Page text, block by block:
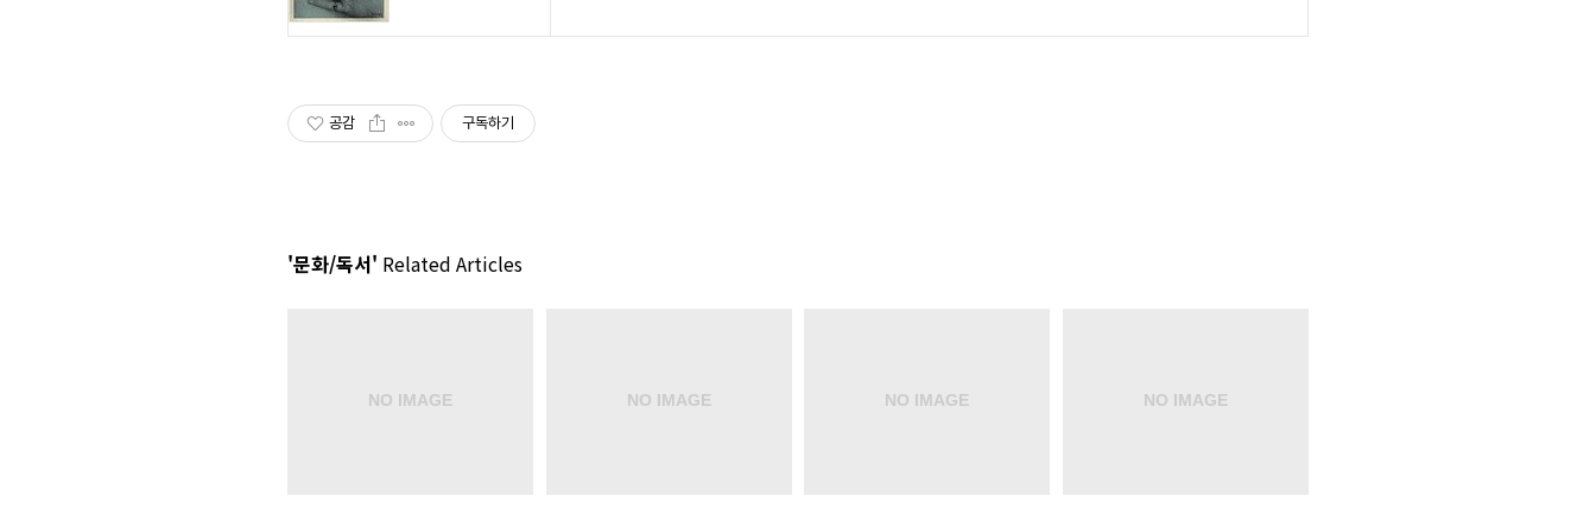
공감 구독하기
'문화/독서' Related Articles